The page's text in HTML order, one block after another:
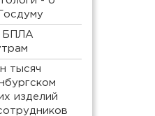
БПЛА
тысяч
изделий